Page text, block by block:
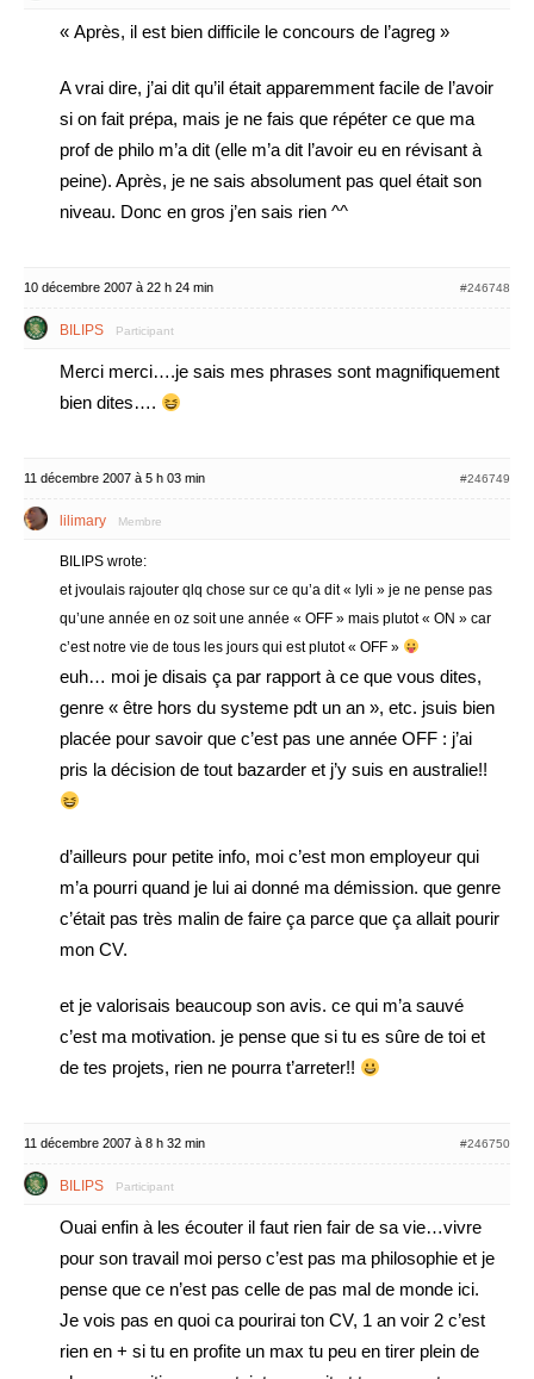
« Après, il est bien difficile le concours de l’agreg »
A vrai dire, j’ai dit qu’il était apparemment facile de l’avoir
si on fait prépa, mais je ne fais que répéter ce que ma
prof de philo m’a dit (elle m’a dit l’avoir eu en révisant à
peine). Après, je ne sais absolument pas quel était son
niveau. Donc en gros j’en sais rien ^^
10 décembre 2007 à 22 h 24 min #246748
BILIPS Participant
Merci merci….je sais mes phrases sont magnifiquement
bien dites….
11 décembre 2007 à 5 h 03 min #246749
lilimary Membre
BILIPS wrote:
et jvoulais rajouter qlq chose sur ce qu’a dit « lyli » je ne pense pas
qu’une année en oz soit une année « OFF » mais plutot « ON » car
c’est notre vie de tous les jours qui est plutot « OFF »
euh… moi je disais ça par rapport à ce que vous dites,
genre « être hors du systeme pdt un an », etc. jsuis bien
placée pour savoir que c’est pas une année OFF : j’ai
pris la décision de tout bazarder et j’y suis en australie!!
d’ailleurs pour petite info, moi c’est mon employeur qui
m’a pourri quand je lui ai donné ma démission. que genre
c’était pas très malin de faire ça parce que ça allait pourir
mon CV.
et je valorisais beaucoup son avis. ce qui m’a sauvé
c’est ma motivation. je pense que si tu es sûre de toi et
de tes projets, rien ne pourra t’arreter!!
11 décembre 2007 à 8 h 32 min #246750
BILIPS Participant
Ouai enfin à les écouter il faut rien fair de sa vie…vivre
pour son travail moi perso c’est pas ma philosophie et je
pense que ce n’est pas celle de pas mal de monde ici.
Je vois pas en quoi ca pourirai ton CV, 1 an voir 2 c’est
rien en + si tu en profite un max tu peu en tirer plein de